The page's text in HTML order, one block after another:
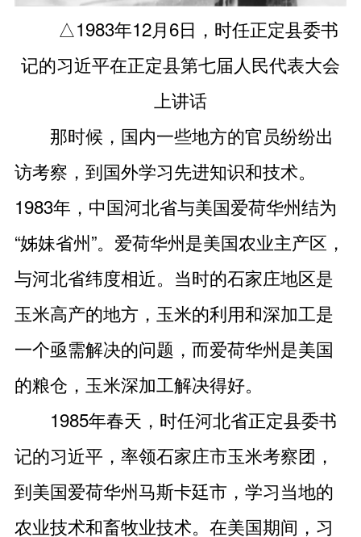
△1983年12月6日，时任正定县委书
记的习近平在正定县第七届人民代表大会
上讲话
那时候，国内一些地方的官员纷纷出
访考察，到国外学习先进知识和技术。
1983年，中国河北省与美国爱荷华州结为
“姊妹省州”。爱荷华州是美国农业主产区，
与河北省纬度相近。当时的石家庄地区是
玉米高产的地方，玉米的利用和深加工是
一个亟需解决的问题，而爱荷华州是美国
的粮仓，玉米深加工解决得好。
1985年春天，时任河北省正定县委书
记的习近平，率领石家庄市玉米考察团，
到美国爱荷华州马斯卡廷市，学习当地的
农业技术和畜牧业技术。在美国期间，习